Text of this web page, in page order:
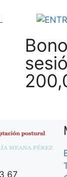
67